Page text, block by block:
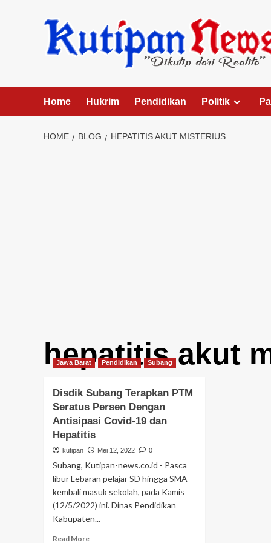
Home Hukrim Pendidikan Politik
HOME BLOG HEPATITIS AKUT MISTERIUS
hepatitis akut
Jawa Barat Pendidikan Subang
Disdik Subang Terapkan PTM
Seratus Persen Dengan
Antisipasi Covid-19 dan
Hepatitis
kutipan Mei 12, 2022 0
Subang, Kutipan-news.co.id - Pasca
libur Lebaran pelajar SD hingga SMA
kembali masuk sekolah, pada Kamis
(12/5/2022) ini. Dinas Pendidikan
Kabupaten...
Read MoreRead